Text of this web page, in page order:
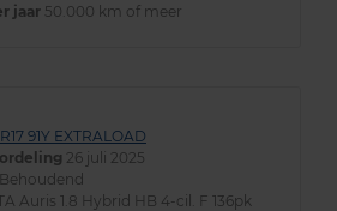
jaar 50.000 km of meer
91Y EXTRALOAD
26 juli 2025
Behoudend
Auris 1.8 Hybrid HB 4-cil. F 136pk